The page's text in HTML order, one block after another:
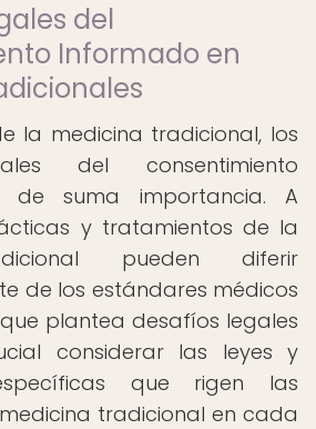
del
Informado en
la medicina tradicional, los
del consentimiento
de suma importancia. A
y tratamientos de la
pueden diferir
de los estándares médicos
plantea desafíos legales
considerar las leyes y
que rigen las
tradicional en cada